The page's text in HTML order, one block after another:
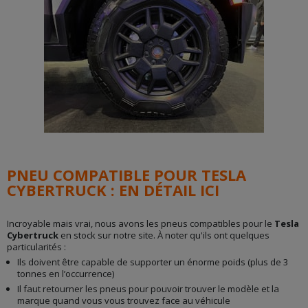
PNEU COMPATIBLE POUR TESLA
CYBERTRUCK : EN DÉTAIL ICI
Incroyable mais vrai, nous avons les pneus compatibles pour le Tesla
Cybertruck en stock sur notre site. À noter qu'ils ont quelques
particularités :
Ils doivent être capable de supporter un énorme poids (plus de 3
tonnes en l’occurrence)
Il faut retourner les pneus pour pouvoir trouver le modèle et la
marque quand vous vous trouvez face au véhicule